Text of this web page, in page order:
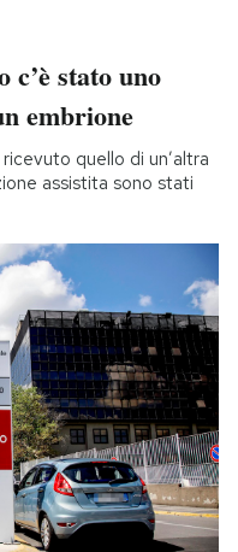
stato uno
embrione
quello di un’altra
assistita sono stati